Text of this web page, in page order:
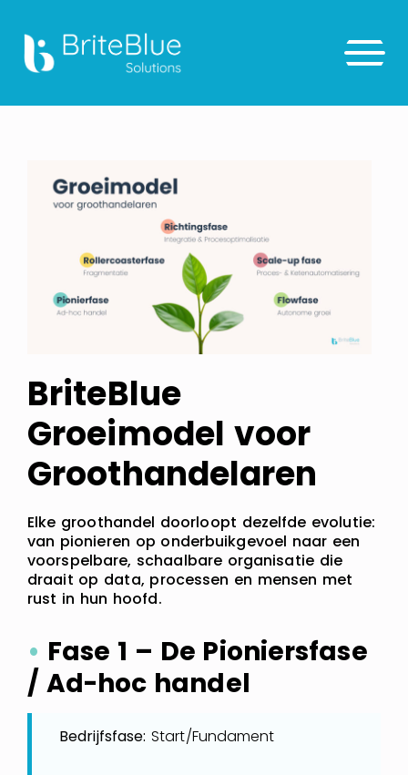
BriteBlue
Groeimodel voor
Groothandelaren
Elke groothandel doorloopt dezelfde evolutie:
van pionieren op onderbuikgevoel naar een
voorspelbare, schaalbare organisatie die
draait op data, processen en mensen met
rust in hun hoofd.
• Fase 1 – De Pioniersfase
/ Ad-hoc handel
Bedrijfsfase: Start/Fundament